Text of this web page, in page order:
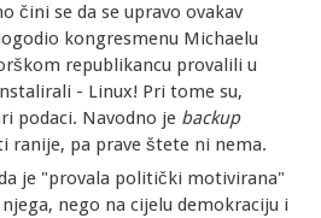
čini se da se upravo ovakav
kongresmenu Michaelu
republikancu provalili u
- Linux! Pri tome su,
podaci. Navodno je backup
ranije, pa prave štete ni nema.
je "provala politički motivirana"
nego na cijelu demokraciju i